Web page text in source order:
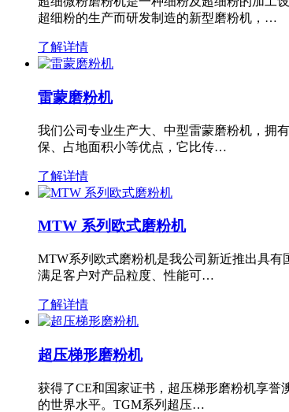
超细粉的生产而研发制造的新型磨粉机，…
了解详情
雷蒙磨粉机
我们公司专业生产大、中型雷蒙磨粉机，拥
保、占地面积小等优点，它比传…
了解详情
MTW 系列欧式磨粉机
MTW系列欧式磨粉机是我公司新近推出具
满足客户对产品粒度、性能可…
了解详情
超压梯形磨粉机
获得了CE和国家证书，超压梯形磨粉机享
的世界水平。TGM系列超压…